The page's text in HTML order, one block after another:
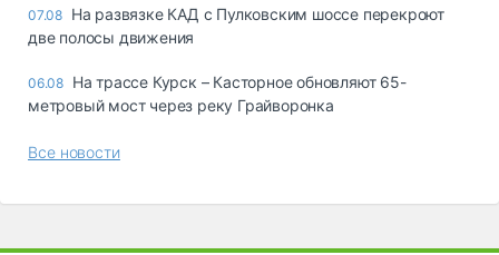
07.08 На развязке КАД с Пулковским шоссе перекроют
две полосы движения
06.08 На трассе Курск – Касторное обновляют 65-
метровый мост через реку Грайворонка
Все новости